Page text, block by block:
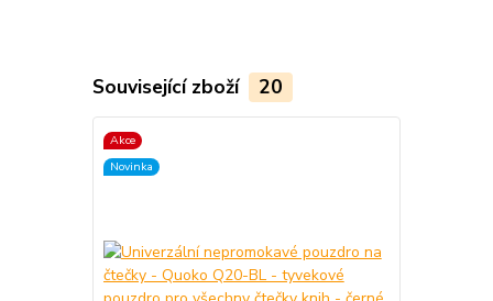
Související zboží 20
Akce
Novinka